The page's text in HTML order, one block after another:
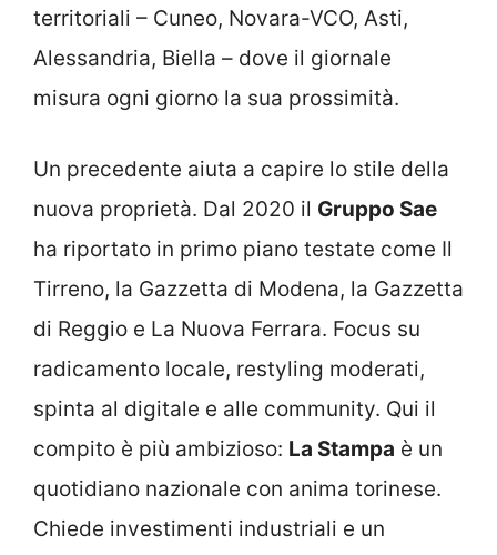
territoriali – Cuneo, Novara-VCO, Asti,
Alessandria, Biella – dove il giornale
misura ogni giorno la sua prossimità.
Un precedente aiuta a capire lo stile della
nuova proprietà. Dal 2020 il Gruppo Sae
ha riportato in primo piano testate come Il
Tirreno, la Gazzetta di Modena, la Gazzetta
di Reggio e La Nuova Ferrara. Focus su
radicamento locale, restyling moderati,
spinta al digitale e alle community. Qui il
compito è più ambizioso: La Stampa è un
quotidiano nazionale con anima torinese.
Chiede investimenti industriali e un